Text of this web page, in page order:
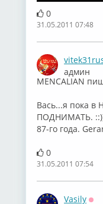
0
31.05.2011 07:48
админ
MENCALIAN
Вась...я пока в
ПОДНИМАТЬ.
87-го года.
0
31.05.2011 07:54
Vasily